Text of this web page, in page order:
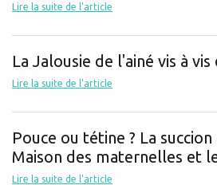
Lire la suite de l'article
La Jalousie de l'ainé vis à vis
Lire la suite de l'article
Pouce ou tétine ? La
Maison des maternelles et
Lire la suite de l'article